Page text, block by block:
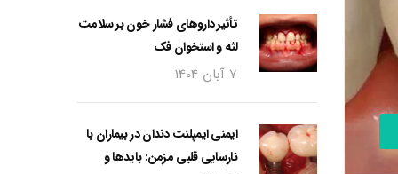
تأثیر داروهای فشار خون بر سلامت
لثه و استخوان فک
7 آبان 1404
ایمنی ایمپلنت دندان در بیماران با
نارسایی قلبی مزمن: بایدها و